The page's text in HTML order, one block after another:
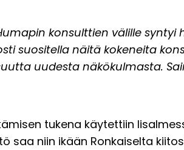
konsulttien välille syntyi
suositella näitä kokeneita
uudesta näkökulmasta.
tukena käytettiin
saa niin ikään Ronkaiselta